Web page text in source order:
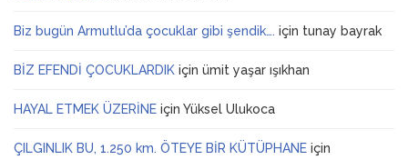
Biz bugün Armutlu’da çocuklar gibi şendik…. için tunay bayrak
BİZ EFENDİ ÇOCUKLARDIK için ümit yaşar ışıkhan
HAYAL ETMEK ÜZERİNE için Yüksel Ulukoca
ÇILGINLIK BU, 1.250 km. ÖTEYE BİR KÜTÜPHANE için